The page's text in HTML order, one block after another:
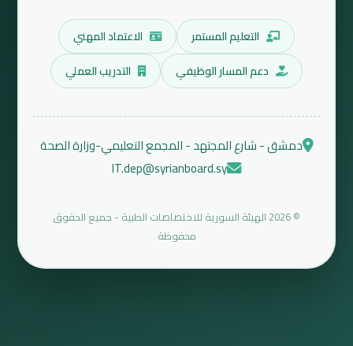
التعليم المستمر
الاعتماد المهني
دعم المسار الوظيفي
التدريب العملي
دمشق - شارع المجتهد - المجمع التعليمي-وزارة الصحة
IT.dep@syrianboard.sy
© 2026 الهيئة السورية للاختصاصات الطبية - جميع الحقوق
محفوظة